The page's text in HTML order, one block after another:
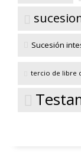
Sucesión
tercio de libre